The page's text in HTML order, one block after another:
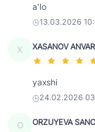
a'lo
13.03.2026
X XASANOV
yaxshi
24.02.2026
O ORZUYEVA